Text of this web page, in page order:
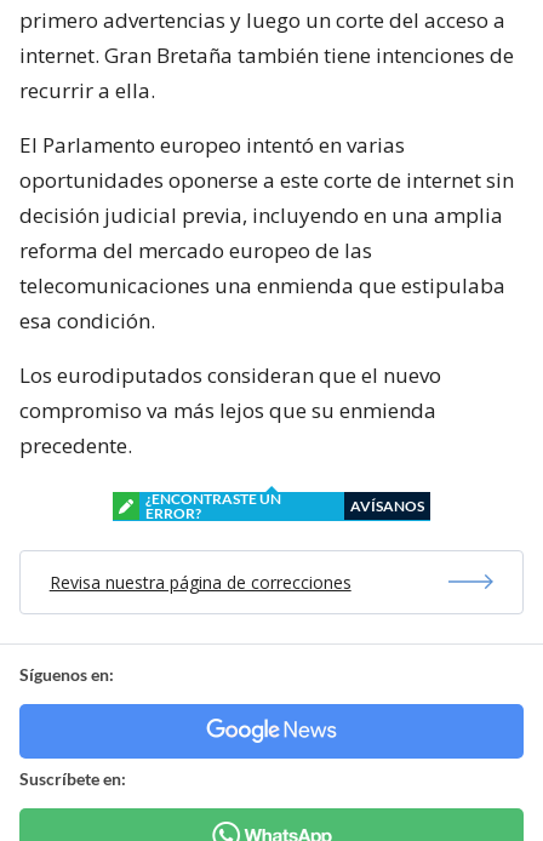
primero advertencias y luego un corte del acceso a
internet. Gran Bretaña también tiene intenciones de
recurrir a ella.
El Parlamento europeo intentó en varias
oportunidades oponerse a este corte de internet sin
decisión judicial previa, incluyendo en una amplia
reforma del mercado europeo de las
telecomunicaciones una enmienda que estipulaba
esa condición.
Los eurodiputados consideran que el nuevo
compromiso va más lejos que su enmienda
precedente.
¿ENCONTRASTE UN
ERROR?
AVÍSANOS
Revisa nuestra página de correcciones
Síguenos en:
Suscríbete en: